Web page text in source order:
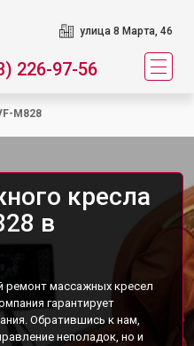
улица 8 Марта, 46
226-97-56
M828
кресла
в
ремонт массажных кресел
гарантирует
Обратившись к нам,
неполадок, но и